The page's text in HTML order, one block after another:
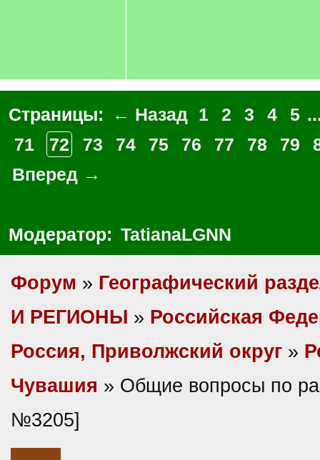
Страницы: ← Назад 1 2 3 4 5
71
72 73 74 75 76 77 78 79
Вперед →
Модератор: TatianaLGNN
Форум » Географический
И РЕГИОНЫ » Российская
Россия, Приволжский округ »
Чувашия » Общие вопросы по
№3205]